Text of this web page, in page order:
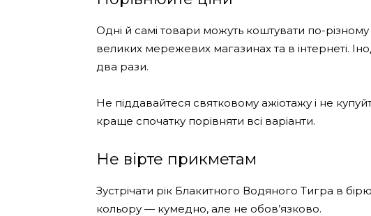
Одні й самі товари можуть коштувати по-
великих мережевих магазинах та в інтернеті.
два рази.
Не піддавайтеся святковому ажіотажу і не
краще спочатку порівняти всі варіанти.
Не вірте прикметам
Зустрічати рік Блакитного Водяного Тигра в
кольору — кумедно, але не обов’язково.